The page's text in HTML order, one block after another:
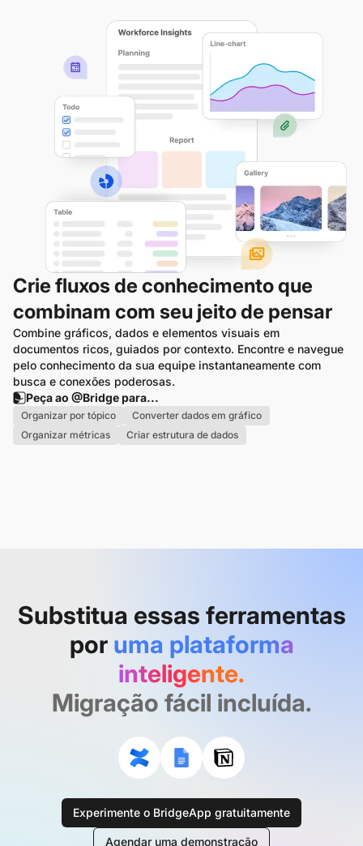
Crie fluxos de conhecimento que
combinam com seu jeito de pensar
Combine gráficos, dados e elementos visuais em
documentos ricos, guiados por contexto. Encontre e navegue
pelo conhecimento da sua equipe instantaneamente com
busca e conexões poderosas.
Peça ao @Bridge para...
Organizar por tópico
Converter dados em gráfico
Organizar métricas
Criar estrutura de dados
Substitua essas ferramentas
por uma plataforma
inteligente.
Migração fácil incluída.
Experimente o BridgeApp gratuitamente
Agendar uma demonstração